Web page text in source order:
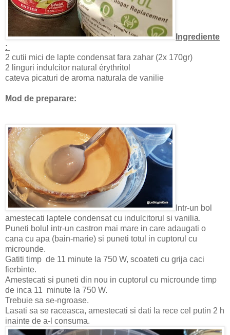
Ingrediente
:
2 cutii mici de lapte condensat fara zahar (2x 170gr)
2 linguri indulcitor natural érythritol
cateva picaturi de aroma naturala de vanilie
Mod de preparare:
Intr-un bol
amestecati laptele condensat cu indulcitorul si vanilia.
Puneti bolul intr-un castron mai mare in care adaugati o
cana cu apa (bain-marie) si puneti totul in cuptorul cu
microunde.
Gatiti timp de 11 minute la 750 W, scoateti cu grija caci
fierbinte.
Amestecati si puneti din nou in cuptorul cu microunde timp
de inca 11 minute la 750 W.
Trebuie sa se-ngroase.
Lasati sa se raceasca, amestecati si dati la rece cel putin 2 h
inainte de a-l consuma.